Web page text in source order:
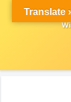
Translate